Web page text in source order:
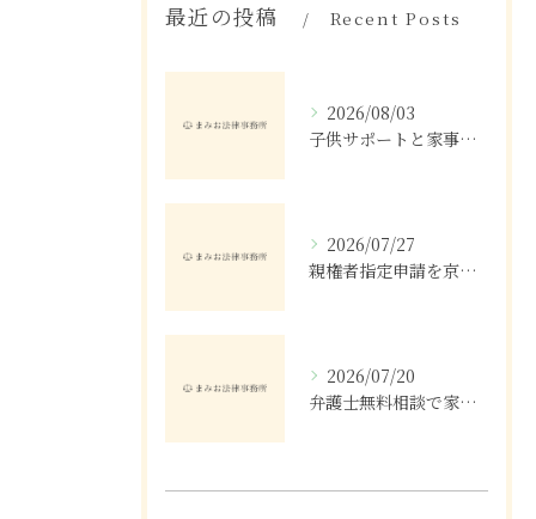
最近の投稿 Recent Posts
2026/08/03
子供サポートと家事事件の関係や支援制度の変化と費用をわかりやすく解説
2026/07/27
親権者指定申請を京都府で進める家事事件の流れと必要書類の準備完全ガイド
2026/07/20
弁護士無料相談で家事事件を効率的に解決するための活用法と注意点